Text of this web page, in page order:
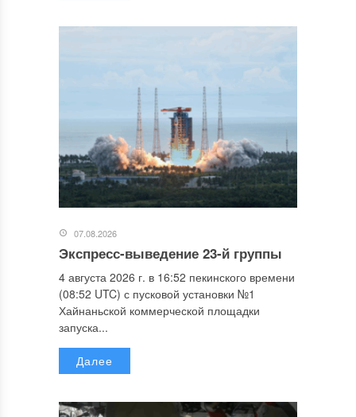
07.08.2026
Экспресс-выведение 23-й группы
4 августа 2026 г. в 16:52 пекинского времени
(08:52 UTC) с пусковой установки №1
Хайнаньской коммерческой площадки
запуска...
Далее